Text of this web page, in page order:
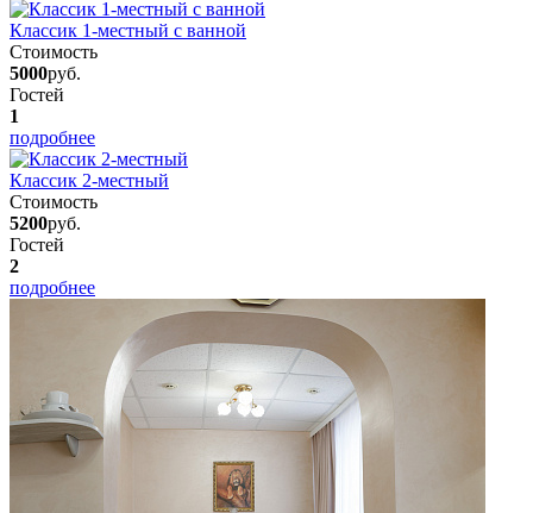
Классик 1-местный с ванной
Стоимость
5000руб.
Гостей
1
подробнее
Классик 2-местный
Стоимость
5200руб.
Гостей
2
подробнее